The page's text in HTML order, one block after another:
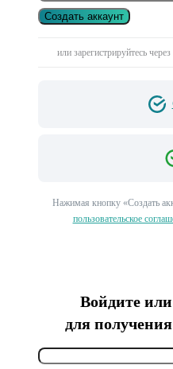
Создать аккаунт
или зарегистрируйтесь через
Нажимая кнопку «Создать
пользовательское
Войдите или
для